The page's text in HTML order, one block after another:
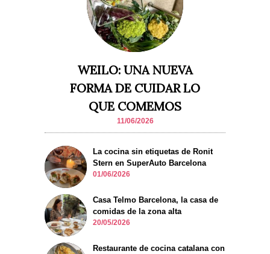
WEILO: UNA NUEVA
FORMA DE CUIDAR LO
QUE COMEMOS
11/06/2026
La cocina sin etiquetas de Ronit
Stern en SuperAuto Barcelona
01/06/2026
Casa Telmo Barcelona, la casa de
comidas de la zona alta
20/05/2026
Restaurante de cocina catalana con